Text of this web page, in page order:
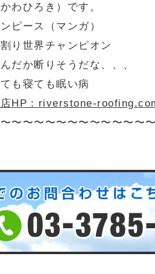
わひろき）です。
ース（マンガ）
世界チャンピオン
だか断りそうだな、、、
も寝ても眠い病
店HP：riverstone-
〜〜〜〜〜〜〜〜〜〜〜〜